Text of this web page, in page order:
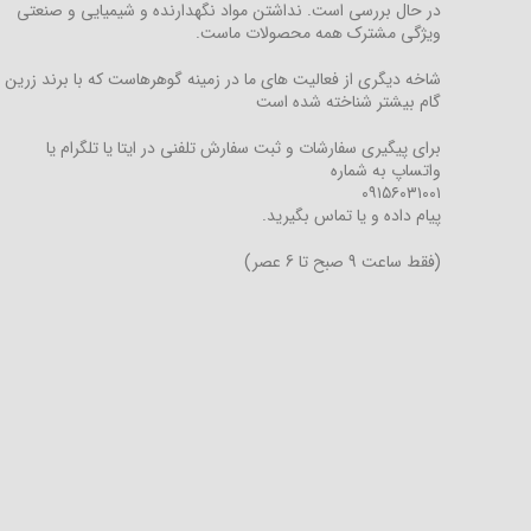
در حال بررسی است. نداشتن مواد نگهدارنده و شیمیایی و صنعتی
ویژگی مشترک همه محصولات ماست.
شاخه دیگری از فعالیت های ما در زمینه گوهرهاست که با برند زرین
گام بیشتر شناخته شده است
برای پیگیری سفارشات و ثبت سفارش تلفنی در ایتا یا تلگرام یا
واتساپ به شماره
۰۹۱۵۶۰۳۱۰۰۱
پیام داده و یا تماس بگیرید.
(فقط ساعت 9 صبح تا 6 عصر)